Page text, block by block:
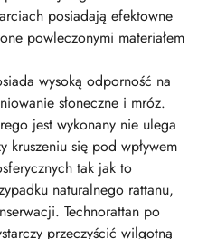
posiadają efektowne
powleczonymi materiałem
wysoką odporność na
słoneczne i mróz.
jest wykonany nie ulega
kruszeniu się pod wpływem
tak jak to
naturalnego rattanu,
Technorattan po
przeczyścić wilgotną